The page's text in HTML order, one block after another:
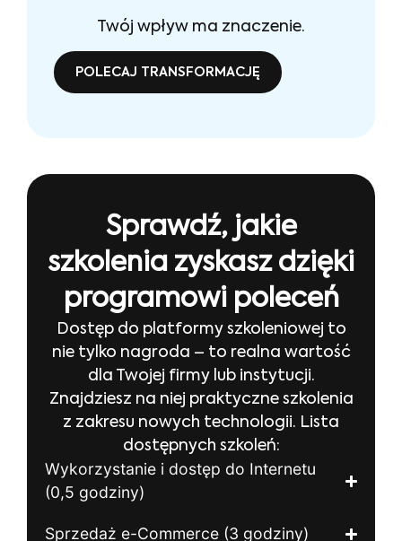
Twój wpływ ma znaczenie.
POLECAJ TRANSFORMACJĘ
Sprawdź, jakie
szkolenia zyskasz dzięki
programowi poleceń
Dostęp do platformy szkoleniowej to
nie tylko nagroda – to realna wartość
dla Twojej firmy lub instytucji.
Znajdziesz na niej praktyczne szkolenia
z zakresu nowych technologii. Lista
dostępnych szkoleń:
Wykorzystanie i dostęp do Internetu
(0,5 godziny)
Sprzedaż e-Commerce (3 godziny)